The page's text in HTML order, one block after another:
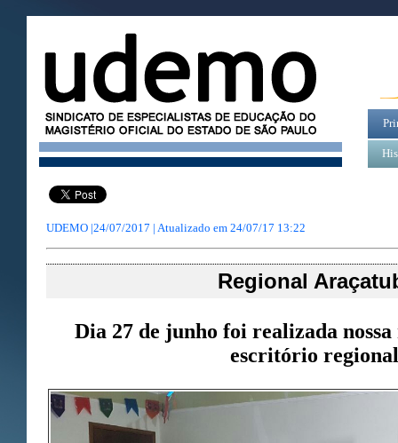
UDEMO |24/07/2017 | Atualizado em 24/07/17 13:22
Regional
Dia 27 de junho foi realizada
escritório